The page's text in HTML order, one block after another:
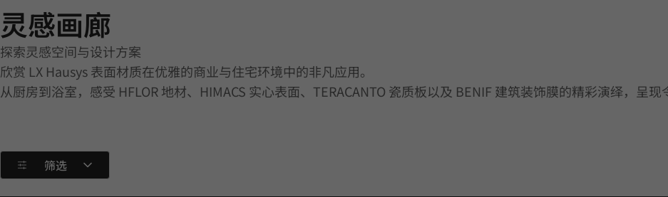
灵感画廊 | Others | Application
灵感画廊
探索灵感空间与设计方案
欣赏 LX Hausys 表面材质在优雅的商业与住宅环境中的非凡应用。
从厨房到浴室，感受 HFLOR 地材、HIMACS 实心表面、TERACANTO 瓷质板以及 BENIF 建筑装饰膜的精彩演绎，呈现
筛选